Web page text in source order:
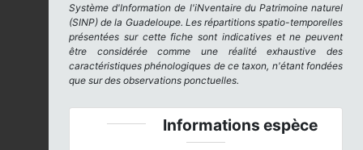
Système d'Information de l'iNventaire du Patrimoine naturel
(SINP) de la Guadeloupe. Les répartitions spatio-temporelles
présentées sur cette fiche sont indicatives et ne peuvent
être considérée comme une réalité exhaustive des
caractéristiques phénologiques de ce taxon, n'étant fondées
que sur des observations ponctuelles.
Informations espèce